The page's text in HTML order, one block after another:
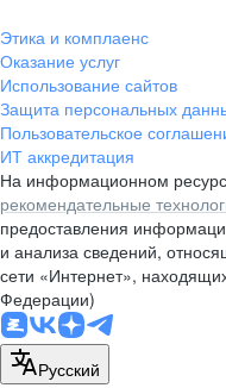
pr@rabota.by
Алматы
пр. Абая, д. 151, БЦ
12 этаж, офис 1209
+7 727 232-13-13
pr@headhunter.com.kz
Этика и комплаенс
Оказание услуг
Использование сайтов
Защита персональных
Пользовательское
ИТ аккредитация
На информационном
рекомендательные
предоставления
и анализа сведений,
сети «Интернет»,
Федерации)
Русский